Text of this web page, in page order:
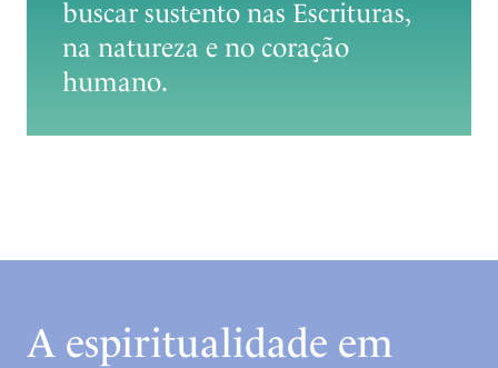
buscar sustento nas Escrituras,
na natureza e no coração
humano.
A espiritualidade em